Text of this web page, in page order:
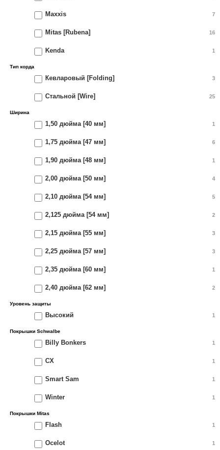
Maxxis 7
Mitas [Rubena] 16
Kenda 1
Тип корда
Кевларовый [Folding] 3
Стальной [Wire] 25
Ширина
1,50 дюйма [40 мм] 1
1,75 дюйма [47 мм] 6
1,90 дюйма [48 мм] 1
2,00 дюйма [50 мм] 4
2,10 дюйма [54 мм] 5
2,125 дюйма [54 мм] 2
2,15 дюйма [55 мм] 3
2,25 дюйма [57 мм] 3
2,35 дюйма [60 мм] 1
2,40 дюйма [62 мм] 2
Уровень защиты
Высокий 1
Покрышки Schwalbe
Billy Bonkers 1
CX 1
Smart Sam 1
Winter 1
Покрышки Mitas
Flash 1
Ocelot 1